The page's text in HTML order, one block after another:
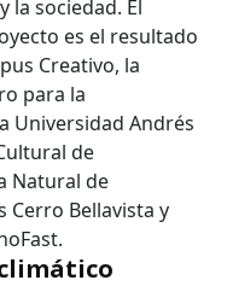
la sociedad. El
es el resultado
Creativo, la
para la
Universidad Andrés
de
Natural de
Cerro Bellavista y